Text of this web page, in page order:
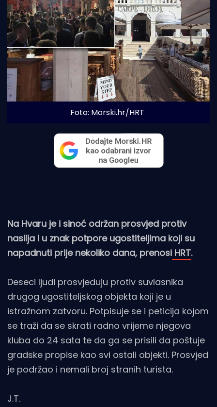
Foto: Morski.hr/HRT
Na Hvaru je i sinoć održan prosvjed protiv
nasilja i u znak potpore ugostiteljima koji su
napadnuti prije nekoliko dana, prenosi HRT.
Deseci ljudi prosvjeduju protiv suvlasnika
drugog ugostiteljskog objekta koji je u
istražnom zatvoru. Potpisuje se i peticija kojom
se traži da se skrati radno vrijeme njegova
kluba do 24 sata te da ga se prisili da poštuje
gradske propise kao svi ostali objekti. Prosvjed
je podržao i nemali broj stranih turista.
J.T.